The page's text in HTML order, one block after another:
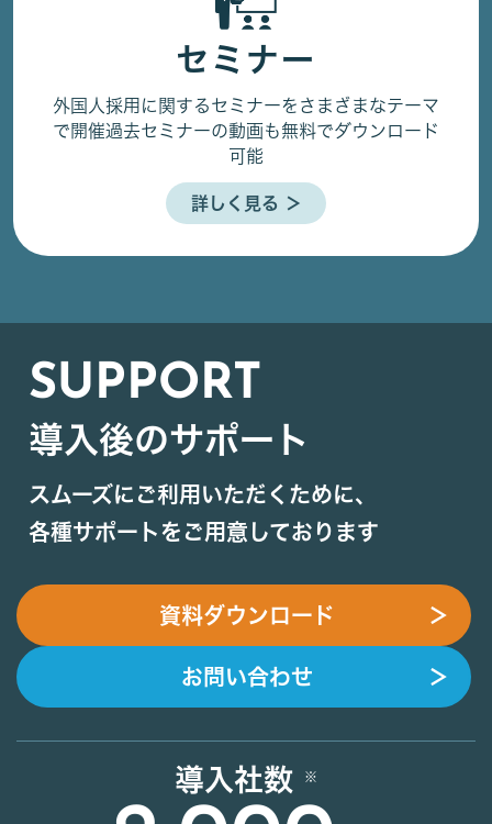
セミナー
外国人採用に関するセミナーをさまざまなテーマ
で開催過去セミナーの動画も無料でダウンロード
可能
詳しく見る ＞
SUPPORT
導入後のサポート
スムーズにご利用いただくために、
各種サポートをご用意しております
資料ダウンロード ＞
お問い合わせ ＞
導入社数